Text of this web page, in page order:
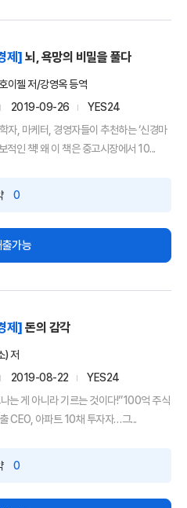
제] 뇌, 욕망의 비밀을 풀다
이젤 저/강영옥 등역
2019-09-26
YES24
자, 마케터, 경영자들이 추천하는 ‘신경마
적인 책! 왜 이 책은 중고시장에서 10...
0
출가능
제] 돈의 감각
) 저
2019-08-22
YES24
는 게 아니라 기르는 것이다!”100억 주식
CEO, 아파트 10채 투자자…그...
0